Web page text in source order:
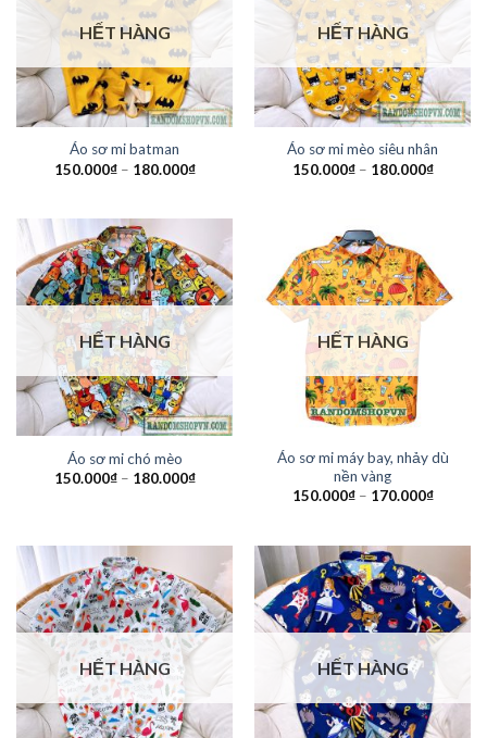
HẾT HÀNG
Áo sơ mi batman
150.000₫– 180.000₫
HẾT HÀNG
Áo sơ mi mèo siêu nhân
150.000₫– 180.000₫
HẾT HÀNG
Áo sơ mi chó mèo
150.000₫– 180.000₫
HẾT HÀNG
Áo sơ mi máy bay, nhảy dù
nền vàng
150.000₫– 170.000₫
HẾT HÀNG HẾT HÀNG